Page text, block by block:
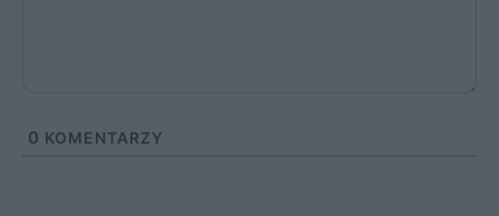
0 KOMENTARZY